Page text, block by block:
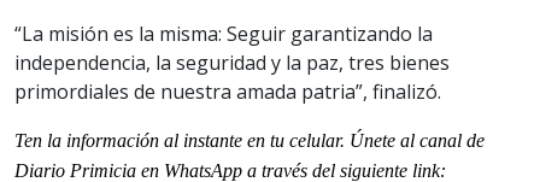
“La misión es la misma: Seguir garantizando la
independencia, la seguridad y la paz, tres bienes
primordiales de nuestra amada patria”, finalizó.
Ten la información al instante en tu celular. Únete al canal de
Diario Primicia en WhatsApp a través del siguiente link: